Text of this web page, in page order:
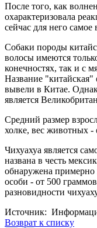
После того, как
охарактеризовала
сейчас для него самое
Собаки породы
волосы имеются
конечностях, так и с
Название "китайская"
вывели в Китае.
является
Средний размер
холке, вес животных -
Чихуахуа является
названа в честь
обнаружена примерно
особи - от 500
разновидности
Источник:
Возврат к списку